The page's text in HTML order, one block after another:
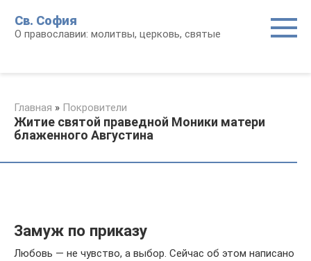
контенту
Св. София
О православии: молитвы, церковь, святые
Главная » Покровители
Житие святой праведной Моники матери
блаженного Августина
Замуж по приказу
Любовь — не чувство, а выбор. Сейчас об этом написано